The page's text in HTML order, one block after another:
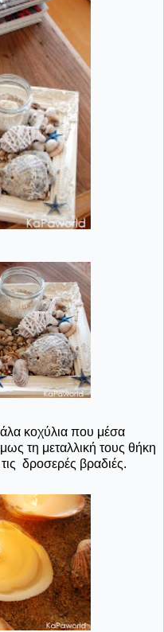
κοχύλια που μέσα
τη μεταλλική τους θήκη
δροσερές βραδιές.